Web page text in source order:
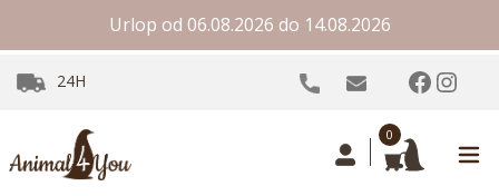
Urlop od 06.08.2026 do 14.08.2026
24H
0